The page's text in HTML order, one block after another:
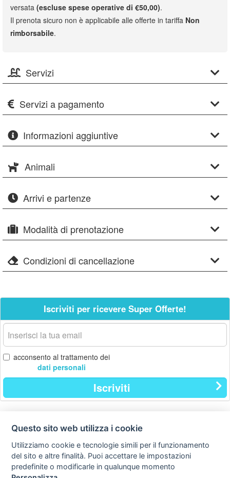
versata (escluse spese operative di €50,00).
Il prenota sicuro non è applicabile alle offerte in tariffa Non
rimborsabile.
Servizi
Servizi a pagamento
Informazioni aggiuntive
Animali
Arrivi e partenze
Modalità di prenotazione
Condizioni di cancellazione
Iscriviti per ricevere Super Offerte!
La
tua
email
acconsento al trattamento dei
dati personali
Iscriviti
Contatti
Privacy
Preferenze cookie
Questo sito web utilizza i cookie
Utilizziamo cookie e tecnologie simili per il funzionamento
del sito e altre finalità. Puoi accettare le impostazioni
predefinite o modificarle in qualunque momento